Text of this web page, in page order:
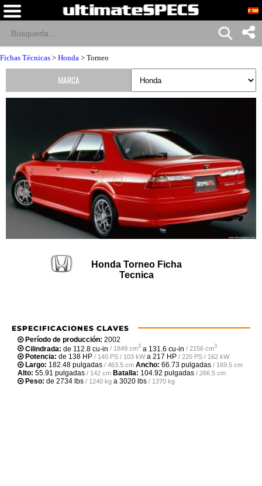
Fichas Técnicas > Honda > Torneo
Honda Torneo Ficha
Tecnica
ESPECIFICACIONES CLAVES
Período de producción: 2002
Cilindrada: de 112.8 cu-in / 1849 cm3 a 131.6 cu-in / 2156 cm3
Potencia: de 138 HP / 140 PS / 103 kWa 217 HP / 220 PS / 162 kW
Largo: 182.48 pulgadas / 463.5 cm Ancho: 66.73 pulgadas / 169.5 cm
Alto: 55.91 pulgadas / 142 cm Batalla: 104.92 pulgadas / 266.5 cm
Peso: de 2734 lbs / 1240 kg a 3020 lbs / 1370 kg
MARCA